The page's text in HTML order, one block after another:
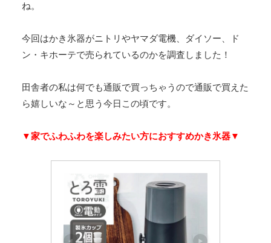
ね。
今回はかき氷器がニトリやヤマダ電機、ダイソー、ド
ン・キホーテで売られているのかを調査しました！
田舎者の私は何でも通販で買っちゃうので通販で買えた
ら嬉しいな～と思う今日この頃です。
▼家でふわふわを楽しみたい方におすすめかき氷器▼